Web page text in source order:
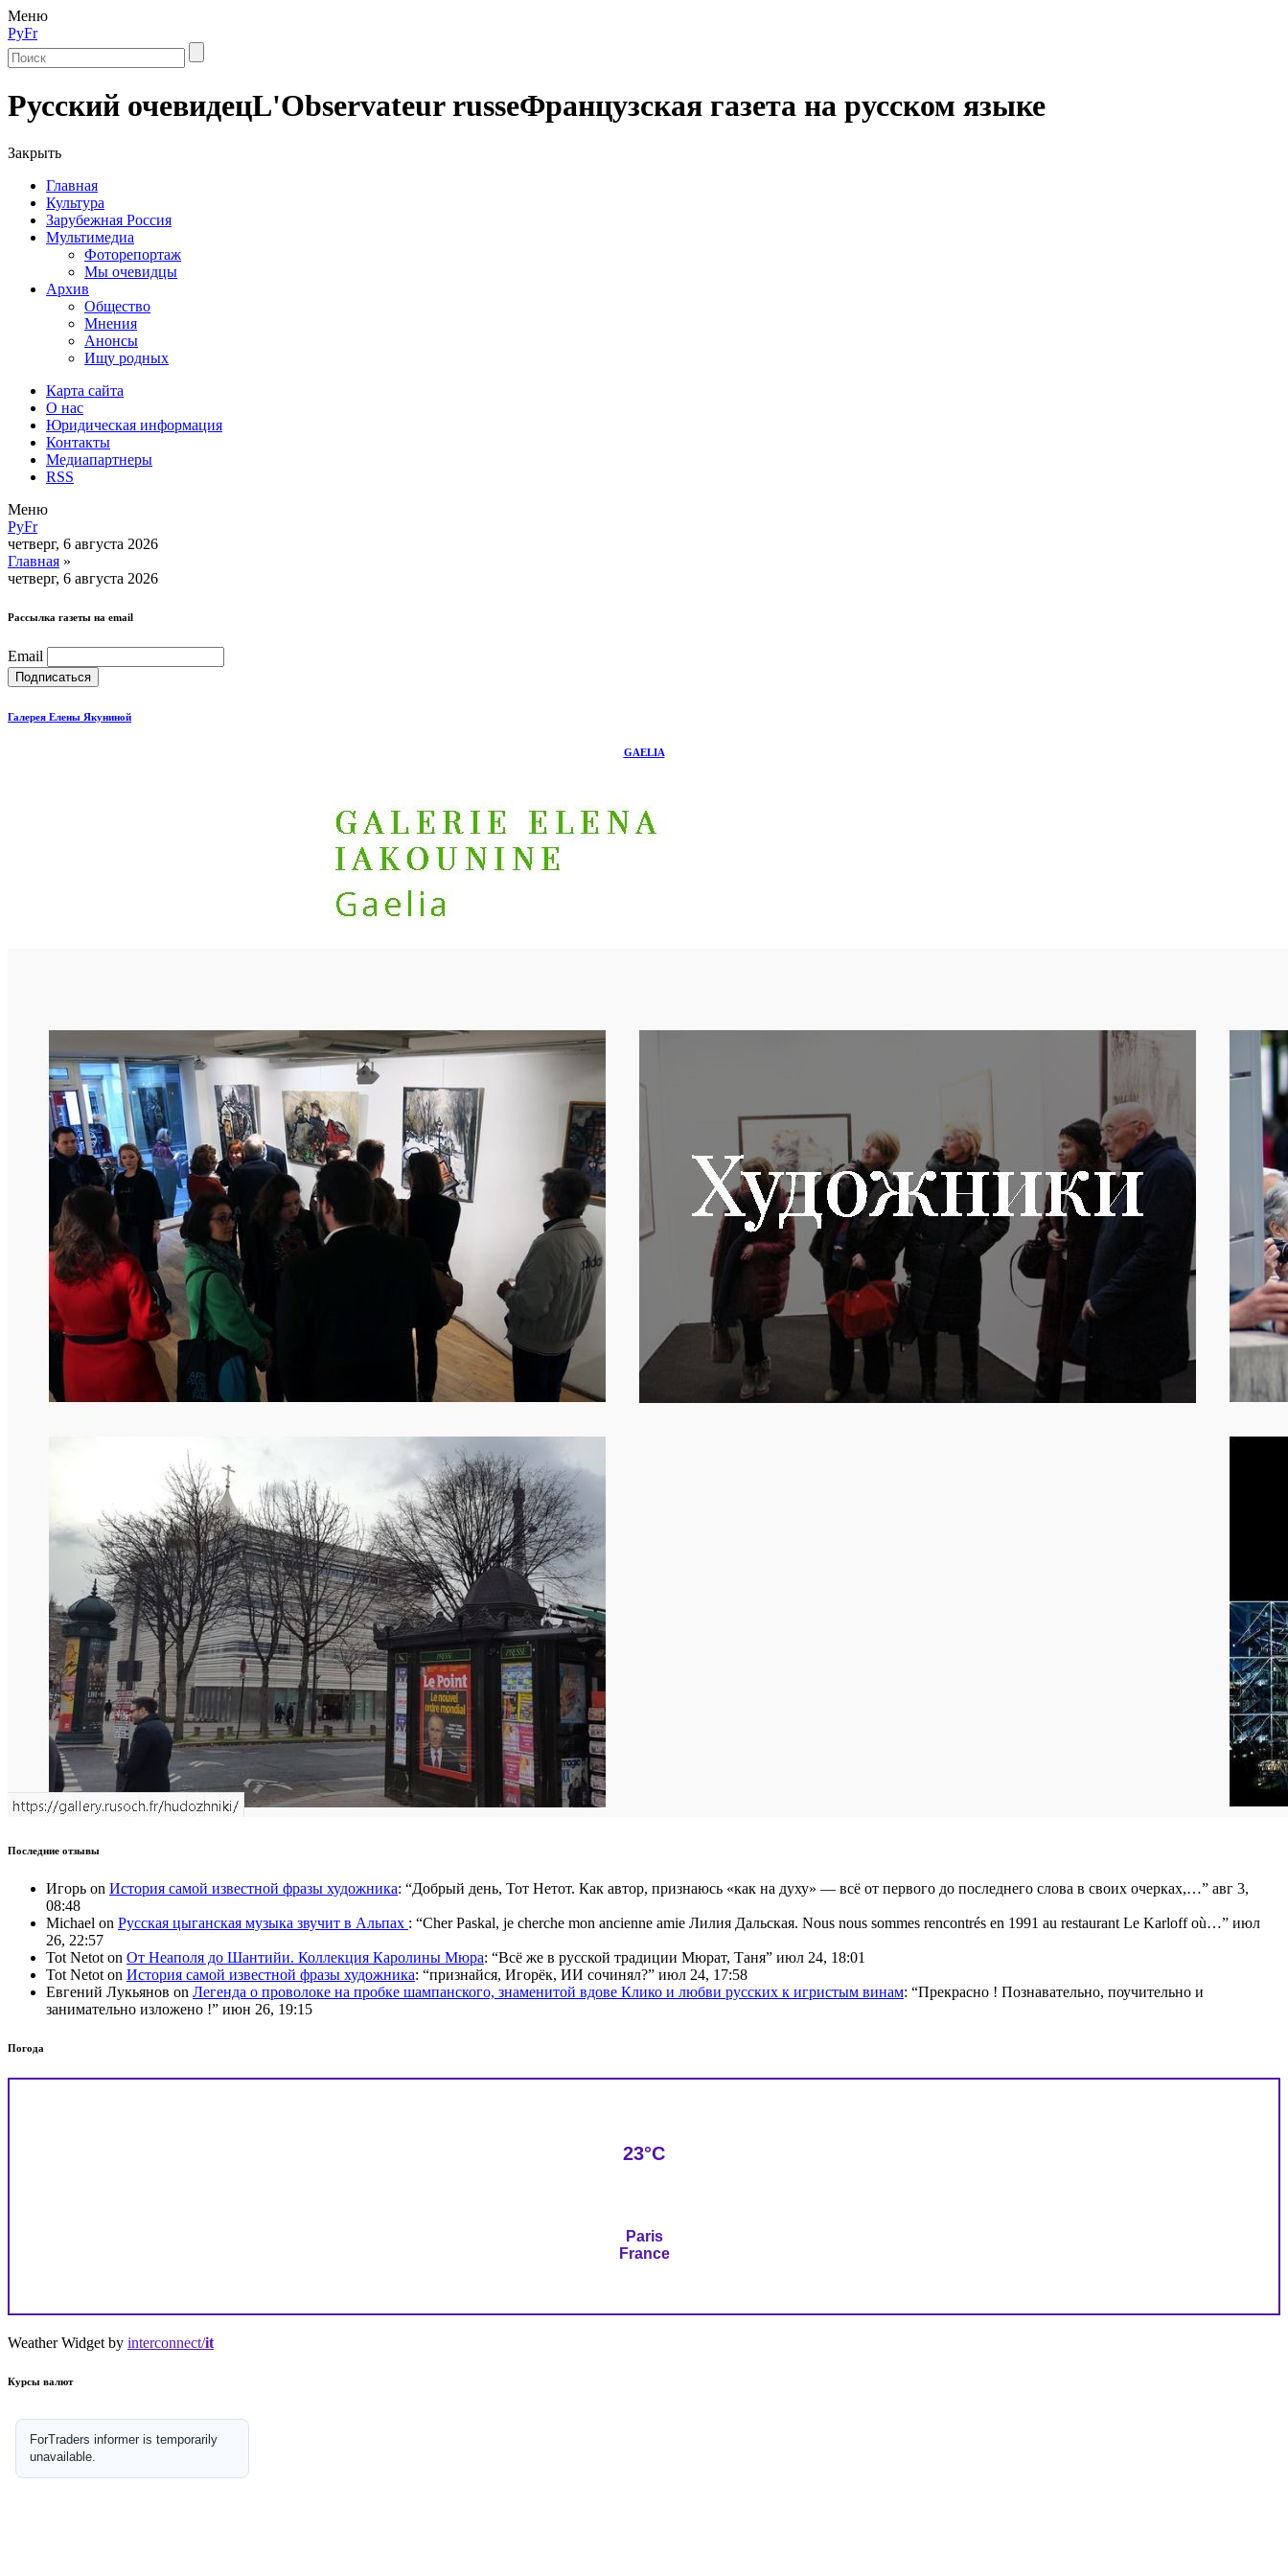
Меню
РуFr
Русский очевидецL'Observateur russeФранцузская газета на русском языке
Закрыть
Главная
Культура
Зарубежная Россия
Мультимедиа
Фоторепортаж
Мы очевидцы
Архив
Общество
Мнения
Анонсы
Ищу родных
Карта сайта
О нас
Юридическая информация
Контакты
Медиапартнеры
RSS
Меню
РуFr
четверг, 6 августа 2026
Главная »
четверг, 6 августа 2026
Рассылка газеты на email
Email
Галерея Елены Якуниной
GAELIA
Последние отзывы
Игорь on История самой известной фразы художника: “Добрый день, Тот Нетот. Как автор, признаюсь «как на духу» — всё от первого до последнего слова в своих очерках,…” авг 3,
08:48
Michael on Русская цыганская музыка звучит в Альпах : “Cher Paskal, je cherche mon ancienne amie Лилия Дальская. Nous nous sommes rencontrés en 1991 au restaurant Le Karloff où…” июл
26, 22:57
Tot Netot on От Неаполя до Шантийи. Коллекция Каролины Мюра: “Всё же в русской традиции Мюрат, Таня” июл 24, 18:01
Tot Netot on История самой известной фразы художника: “признайся, Игорёк, ИИ сочинял?” июл 24, 17:58
Евгений Лукьянов on Легенда о проволоке на пробке шампанского, знаменитой вдове Клико и любви русских к игристым винам: “Прекрасно ! Познавательно, поучительно и
занимательно изложено !” июн 26, 19:15
Погода
23°C
Paris
France
Weather Widget by interconnect/it
Курсы валют